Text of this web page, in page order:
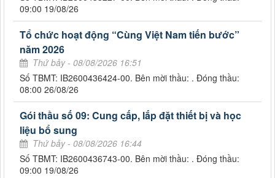
09:00 19/08/26
Tổ chức hoạt động “Cùng Việt Nam tiến bước”
năm 2026
Thứ bảy - 08/08/2026 16:51
Số TBMT: IB2600436424-00. Bên mời thầu: . Đóng thầu:
08:00 26/08/26
Gói thầu số 09: Cung cấp, lắp đặt thiết bị và học
liệu bổ sung
Thứ bảy - 08/08/2026 16:44
Số TBMT: IB2600436743-00. Bên mời thầu: . Đóng thầu:
09:00 19/08/26